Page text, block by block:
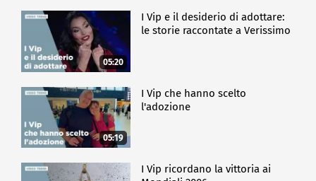
05:20
I Vip e il desiderio di adottare:
le storie raccontate a Verissimo
05:19
I Vip che hanno scelto
l'adozione
I Vip ricordano la vittoria ai